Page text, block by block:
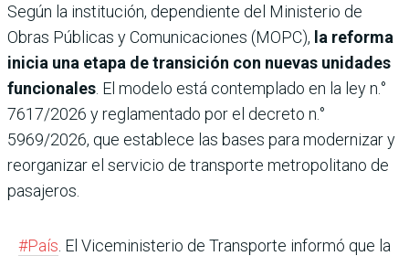
Según la institución, dependiente del Ministerio de
Obras Públicas y Comunicaciones (MOPC), la reforma
inicia una etapa de transición con nuevas unidades
funcionales . El modelo está contemplado en la ley n.°
7617/2026 y reglamentado por el decreto n.°
5969/2026, que establece las bases para modernizar y
reorganizar el servicio de transporte metropolitano de
pasajeros.
#País . El Viceministerio de Transporte informó que la